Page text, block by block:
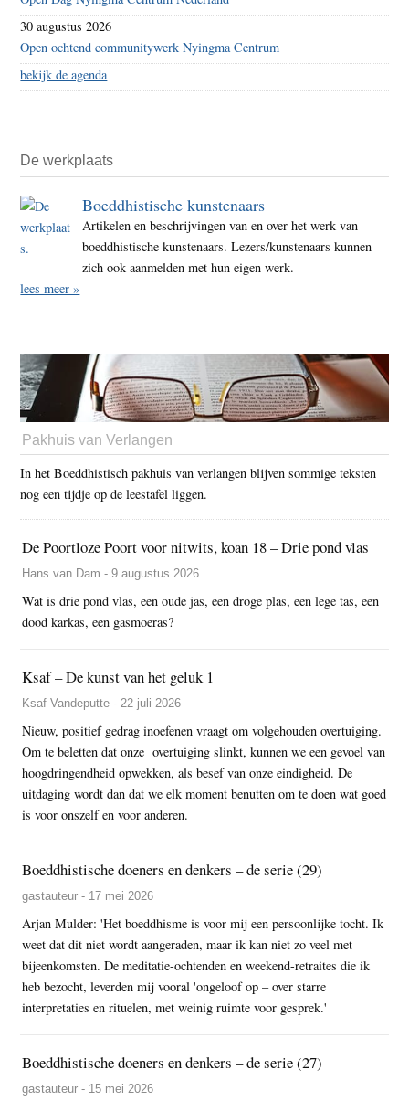
30 augustus 2026
Open ochtend communitywerk Nyingma Centrum
bekijk de agenda
De werkplaats
Boeddhistische kunstenaars
Artikelen en beschrijvingen van en over het werk van
boeddhistische kunstenaars. Lezers/kunstenaars kunnen
zich ook aanmelden met hun eigen werk.
lees meer »
Pakhuis van Verlangen
In het Boeddhistisch pakhuis van verlangen blijven sommige teksten
nog een tijdje op de leestafel liggen.
De Poortloze Poort voor nitwits, koan 18 – Drie pond vlas
Hans van Dam - 9 augustus 2026
Wat is drie pond vlas, een oude jas, een droge plas, een lege tas, een
dood karkas, een gasmoeras?
Ksaf – De kunst van het geluk 1
Ksaf Vandeputte - 22 juli 2026
Nieuw, positief gedrag inoefenen vraagt om volgehouden overtuiging.
Om te beletten dat onze overtuiging slinkt, kunnen we een gevoel van
hoogdringendheid opwekken, als besef van onze eindigheid. De
uitdaging wordt dan dat we elk moment benutten om te doen wat goed
is voor onszelf en voor anderen.
Boeddhistische doeners en denkers – de serie (29)
gastauteur - 17 mei 2026
Arjan Mulder: 'Het boeddhisme is voor mij een persoonlijke tocht. Ik
weet dat dit niet wordt aangeraden, maar ik kan niet zo veel met
bijeenkomsten. De meditatie-ochtenden en weekend-retraites die ik
heb bezocht, leverden mij vooral 'ongeloof op – over starre
interpretaties en rituelen, met weinig ruimte voor gesprek.'
Boeddhistische doeners en denkers – de serie (27)
gastauteur - 15 mei 2026